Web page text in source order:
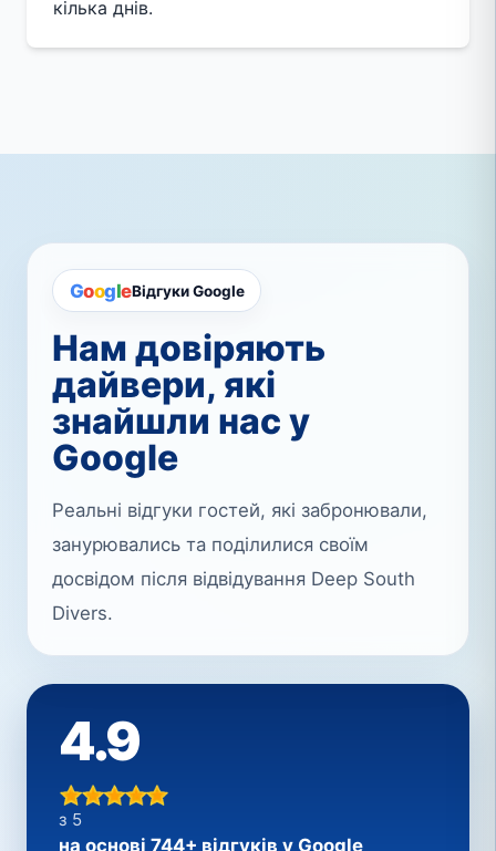
кілька днів.
GoogleВідгуки Google
Нам довіряють
дайвери, які
знайшли нас у
Google
Реальні відгуки гостей, які забронювали,
занурювались та поділилися своїм
досвідом після відвідування Deep South
Divers.
4.9
з 5
на основі 744+ відгуків у Google